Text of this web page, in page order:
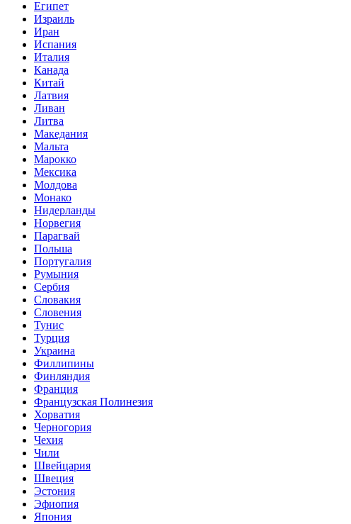
Египет
Израиль
Иран
Испания
Италия
Канада
Китай
Латвия
Ливан
Литва
Македания
Мальта
Марокко
Мексика
Молдова
Монако
Нидерланды
Норвегия
Парагвай
Польша
Португалия
Румыния
Сербия
Словакия
Словения
Тунис
Турция
Украина
Филлипины
Финляндия
Франция
Французская Полинезия
Хорватия
Черногория
Чехия
Чили
Швейцария
Швеция
Эстония
Эфиопия
Япония